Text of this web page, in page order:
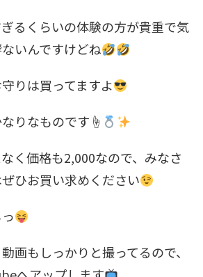
るくらいの体験の方が貴重で気
いんですけどね
りは買ってますよ
りなものです☝
く価格も2,000なので、みなさ
ひお買い求めください
画もしっかりと撮ってるので、